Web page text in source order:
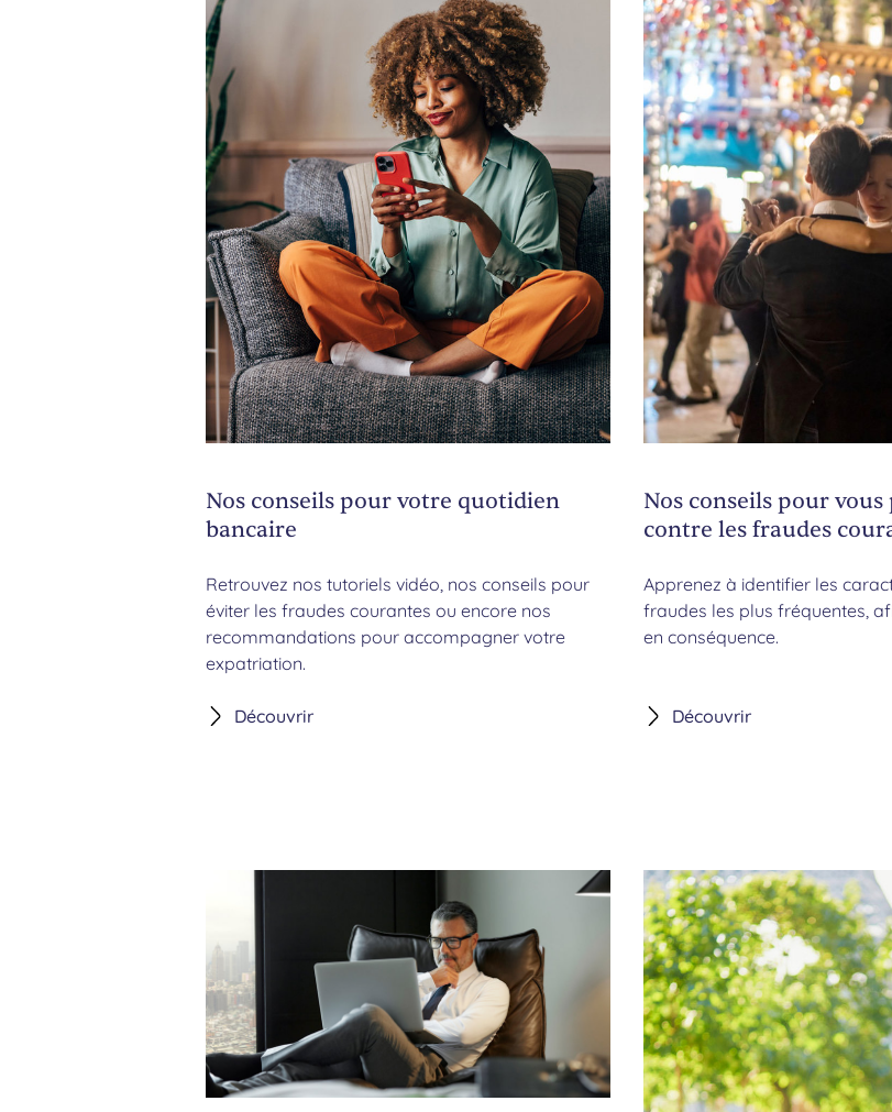
Nos conseils pour votre quotidien
bancaire
Retrouvez nos tutoriels vidéo, nos conseils pour
éviter les fraudes courantes ou encore nos
recommandations pour accompagner votre
expatriation.
Découvrir
Nos conseils pour
contre les fraudes
Apprenez à identifier les
fraudes les plus fréquentes,
en conséquence.
Découvrir